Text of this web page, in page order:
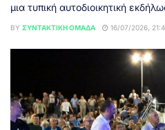
μια τυπική αυτοδιοικητική
BY ΣΥΝΤΑΚΤΙΚΉ ΟΜΆΔΑ 16/07/2026,